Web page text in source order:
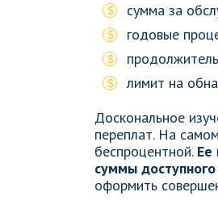
сумма за
годовые
лимит на
Доскональное
переплат. На
беспроцентной. Ее
суммы
оформить